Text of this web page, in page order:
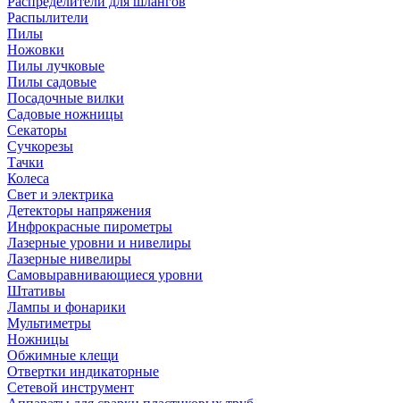
Распылители
Пилы
Ножовки
Пилы лучковые
Пилы садовые
Посадочные вилки
Садовые ножницы
Секаторы
Сучкорезы
Тачки
Колеса
Свет и электрика
Детекторы напряжения
Инфрокрасные пирометры
Лазерные уровни и нивелиры
Лазерные нивелиры
Самовыравнивающиеся уровни
Штативы
Лампы и фонарики
Мультиметры
Ножницы
Обжимные клещи
Отвертки индикаторные
Сетевой инструмент